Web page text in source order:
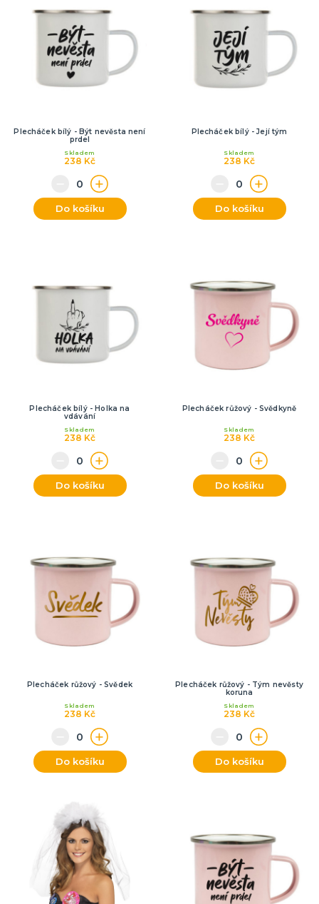
Plecháček bílý - Být nevěsta není
prdel
238 Kč
Skladem
Do košíku
Plecháček bílý - Její tým
238 Kč
Skladem
Do košíku
Plecháček bílý - Holka na
vdávání
238 Kč
Skladem
Do košíku
Plecháček růžový - Svědkyně
238 Kč
Skladem
Do košíku
Plecháček růžový - Svědek
238 Kč
Skladem
Do košíku
Plecháček růžový - Tým nevěsty
koruna
238 Kč
Skladem
Do košíku